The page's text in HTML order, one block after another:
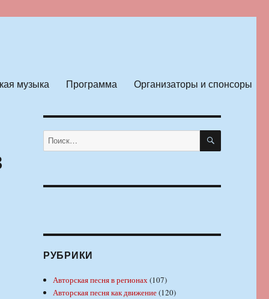
музыка Программа Организаторы и спонсоры
Искать: ПОИСК
РУБРИКИ
Авторская песня в регионах(107)
Авторская песня как движение(120)